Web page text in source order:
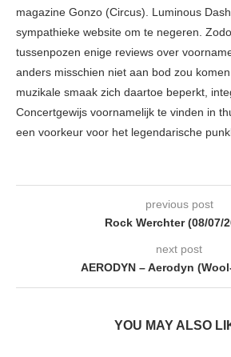
magazine Gonzo (Circus). Luminous
sympathieke website om te negeren.
tussenpozen enige reviews over
anders misschien niet aan bod zou
muzikale smaak zich daartoe beperkt,
Concertgewijs voornamelijk te vinden in
een voorkeur voor het legendarische
previous post
Rock Werchter (08/07/
next post
AERODYN – Aerodyn
YOU MAY ALSO